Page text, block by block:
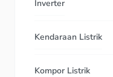
Inverter
Kendaraan Listrik
Kompor Listrik